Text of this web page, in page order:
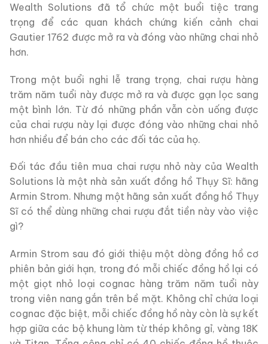
Wealth Solutions đã tổ chức một buổi tiệc trang
trọng để các quan khách chứng kiến cảnh chai
Gautier 1762 được mở ra và đóng vào những chai nhỏ
hơn.
Trong một buổi nghi lễ trang trọng, chai rượu hàng
trăm năm tuổi này được mở ra và được gạn lọc sang
một bình lớn. Từ đó những phần vẫn còn uống được
của chai rượu này lại được đóng vào những chai nhỏ
hơn nhiều để bán cho các đối tác của họ.
Đối tác đầu tiên mua chai rượu nhỏ này của Wealth
Solutions là một nhà sản xuất đồng hồ Thụy Sĩ: hãng
Armin Strom. Nhưng một hãng sản xuất đồng hồ Thụy
Sĩ có thể dùng những chai rượu đắt tiền này vào việc
gì?
Armin Strom sau đó giới thiệu một dòng đồng hồ cơ
phiên bản giới hạn, trong đó mỗi chiếc đồng hồ lại có
một giọt nhỏ loại cognac hàng trăm năm tuổi này
trong viên nang gắn trên bề mặt. Không chỉ chứa loại
cognac đặc biệt, mỗi chiếc đồng hồ này còn là sự kết
hợp giữa các bộ khung làm từ thép không gỉ, vàng 18K